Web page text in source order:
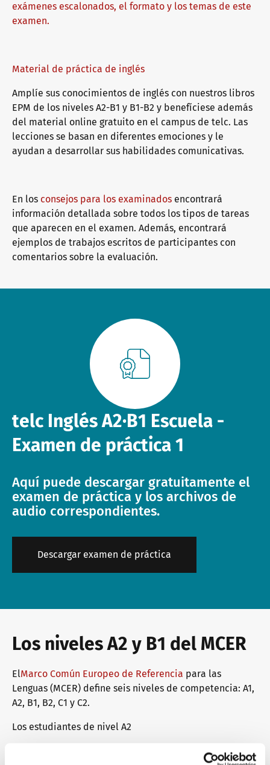
exámenes escalonados, el formato y los temas de este
examen.
Material de práctica de inglés
Amplíe sus conocimientos de inglés con nuestros libros
EPM de los niveles A2-B1 y B1-B2 y benefíciese además
del material online gratuito en el campus de telc. Las
lecciones se basan en diferentes emociones y le
ayudan a desarrollar sus habilidades comunicativas.
En los consejos para los examinados encontrará
información detallada sobre todos los tipos de tareas
que aparecen en el examen. Además, encontrará
ejemplos de trabajos escritos de participantes con
comentarios sobre la evaluación.
telc Inglés A2∙B1 Escuela -
Examen de práctica 1
Aquí puede descargar gratuitamente el
examen de práctica y los archivos de
audio correspondientes.
Descargar examen de práctica
Los niveles A2 y B1 del MCER
ElMarco Común Europeo de Referencia para las
Lenguas (MCER) define seis niveles de competencia: A1,
A2, B1, B2, C1 y C2.
Los estudiantes de nivel A2
comprender y utilizar expresiones de uso